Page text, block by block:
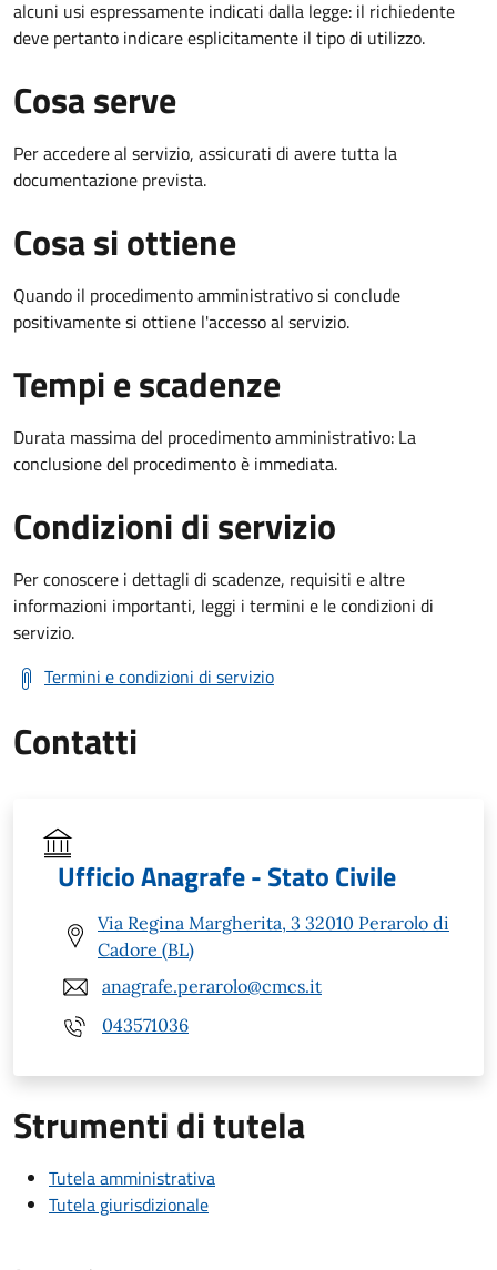
alcuni usi espressamente indicati dalla legge: il richiedente
deve pertanto indicare esplicitamente il tipo di utilizzo.
Cosa serve
Per accedere al servizio, assicurati di avere tutta la
documentazione prevista.
Cosa si ottiene
Quando il procedimento amministrativo si conclude
positivamente si ottiene l'accesso al servizio.
Tempi e scadenze
Durata massima del procedimento amministrativo: La
conclusione del procedimento è immediata.
Condizioni di servizio
Per conoscere i dettagli di scadenze, requisiti e altre
informazioni importanti, leggi i termini e le condizioni di
servizio.
Termini e condizioni di servizio
Contatti
Ufficio Anagrafe - Stato Civile
Via Regina Margherita, 3 32010 Perarolo di
Cadore (BL)
anagrafe.perarolo@cmcs.it
043571036
Strumenti di tutela
Tutela amministrativa
Tutela giurisdizionale